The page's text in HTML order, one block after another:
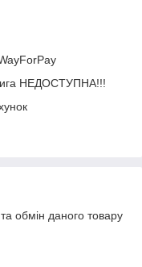
НЕДОСТУПНА!!!
обмін даного товару